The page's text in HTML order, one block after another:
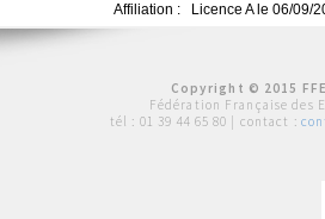
Affiliation :
Licence A le 06/09/
Copyright © 2015
Fédération Française des
tél : 01 39 44 65 80 | contact :